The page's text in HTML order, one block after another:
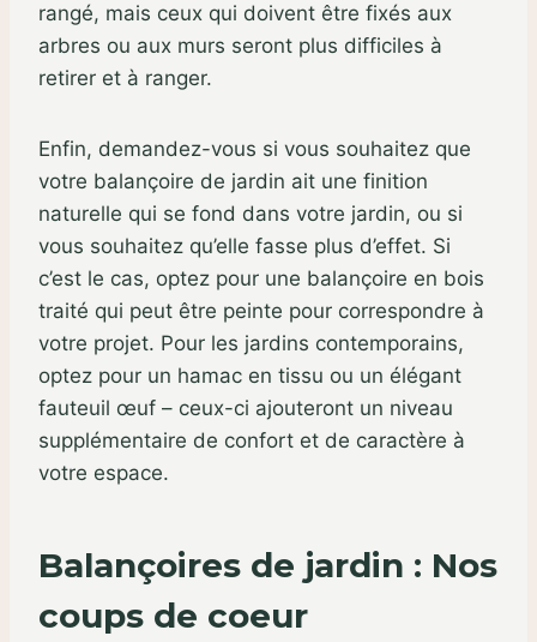
rangé, mais ceux qui doivent être fixés aux
arbres ou aux murs seront plus difficiles à
retirer et à ranger.
Enfin, demandez-vous si vous souhaitez que
votre balançoire de jardin ait une finition
naturelle qui se fond dans votre jardin, ou si
vous souhaitez qu’elle fasse plus d’effet. Si
c’est le cas, optez pour une balançoire en bois
traité qui peut être peinte pour correspondre à
votre projet. Pour les jardins contemporains,
optez pour un hamac en tissu ou un élégant
fauteuil œuf – ceux-ci ajouteront un niveau
supplémentaire de confort et de caractère à
votre espace.
Balançoires de jardin : Nos
coups de coeur